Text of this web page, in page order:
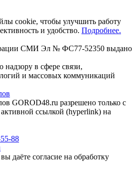
cookie, чтобы улучшить работу
и удобство. Подробнее.
СМИ Эл № ФС77-52350 выдано
в сфере связи,
и массовых коммуникаций
GOROD48.ru разрешено только с
ссылкой (hyperlink) на
88
даёте согласие на обработку